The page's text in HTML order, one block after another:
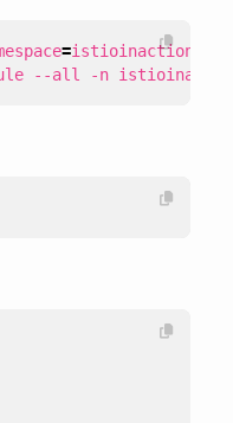
=
--all -n istioinaction